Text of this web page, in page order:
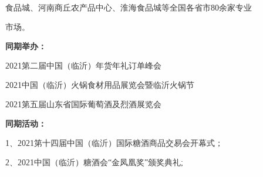
食品城、河南商丘农产品中心、淮海食品城等全国各省市80余家专业
市场。
同期举办：
2021第二届中国（临沂）年货年礼订单峰会
2021中国（临沂）火锅食材用品展览会暨临沂火锅节
2021第五届山东省国际葡萄酒及烈酒展览会
同期活动：
1、2021第十四届中国（临沂）国际糖酒商品交易会开幕式；
2、2021中国（临沂）糖酒会“金凤凰奖”颁奖典礼;